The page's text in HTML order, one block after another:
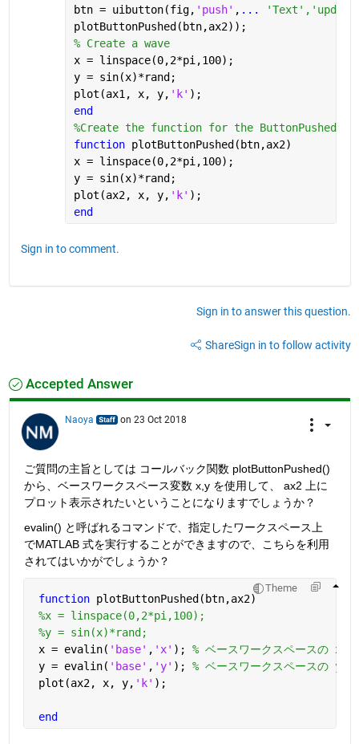
btn = uibutton(fig, 'push' , ...
plotButtonPushed(btn,ax2));
% Create a wave
x = linspace(0,2*pi,100);
y = sin(x)*rand;
plot(ax1, x, y, 'k' );
end
%Create the function for the
function plotButtonPushed(btn,ax2)
x = linspace(0,2*pi,100);
y = sin(x)*rand;
plot(ax2, x, y, 'k' );
end
Sign in to comment.
Sign in to answer this question.
ShareSign in to follow activity
Accepted Answer
Naoya on 23 Oct 2018
ご質問の主旨としては コールバック関数 plotButtonPushed()
から、ベースワークスペース変数 x,y を使用して、 ax2 上に
プロット表示されたいということになりますでしょうか？
evalin() と呼ばれるコマンドで、指定したワークスペース上
でMATLAB 式を実行することができますので、こちらを利用
されてはいかがでしょうか？
Theme
function plotButtonPushed(btn,ax2)
%x = linspace(0,2*pi,100);
%y = sin(x)*rand;
x = evalin( 'base' , 'x' ); % ベースワークスペースの x
y = evalin( 'base' , 'y' ); % ベースワークスペースの y
plot(ax2, x, y, 'k' );
end